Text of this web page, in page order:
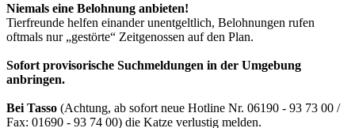
Niemals eine Belohnung anbieten!
Tierfreunde helfen einander unentgeltlich, Belohnungen rufen
oftmals nur „gestörte“ Zeitgenossen auf den Plan.
Sofort provisorische Suchmeldungen in der Umgebung
anbringen.
Bei Tasso (Achtung, ab sofort neue Hotline Nr. 06190 - 93 73 00 /
Fax: 01690 - 93 74 00) die Katze verlustig melden.